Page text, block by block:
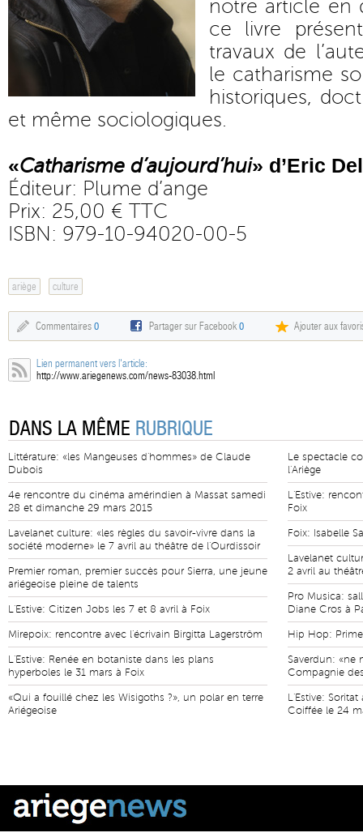
notre article en
ce livre
travaux de
le catharisme
historiques,
et même sociologiques.
«Catharisme d’aujourd’hui» d’Eric
Éditeur: Plume d’ange
Prix: 25,00 € TTC
ISBN: 979-10-94020-00-5
ariège culture
Commentaires 0 Partager sur Facebook0 Ajouter aux
Lien permanent vers l'article:
http://www.ariegenews.com/news-83038.html
DANS LA MÊME RUBRIQUE
Littérature: «les Mangeuses d'hommes» de Claude
Dubois
4e rencontre du cinéma amérindien à Massat samedi
28 et dimanche 29 mars 2015
Lavelanet culture: «les règles du savoir-vivre dans la
société moderne» le 7 avril au théâtre de l'Ourdissoir
Premier roman, premier succès pour Sierra, une jeune
ariégeoise pleine de talents
L'Estive: Citizen Jobs les 7 et 8 avril à Foix
Mirepoix: rencontre avec l'écrivain Birgitta Lagerström
L'Estive: Renée en botaniste dans les plans
hyperboles le 31 mars à Foix
«Qui a fouillé chez les Wisigoths ?», un polar en terre
Ariégeoise
Le spectacle
l'Ariège
L'Estive:
Foix
Foix: Isabelle
Lavelanet
2 avril au
Pro Musica:
Diane Cros à
Hip Hop:
Saverdun: «ne
Compagnie
L'Estive:
Coiffée le 24